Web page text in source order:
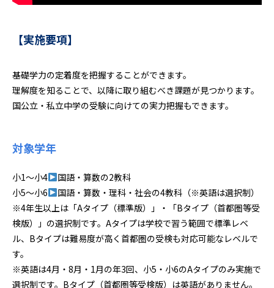
【実施要項】
基礎学力の定着度を把握することができます。
理解度を知ることで、以降に取り組むべき課題が見つかります。
国公立・私立中学の受験に向けての実力把握もできます。
対象学年
小1～小4
国語・算数の2教科
小5～小6
国語・算数・理科・社会の4教科（※英語は選択制）
※4年生以上は「Aタイプ（標準版）」・「Bタイプ（首都圏等受
検版）」の選択制です。Aタイプは学校で習う範囲で標準レベ
ル、Bタイプは難易度が高く首都圏の受検も対応可能なレベルで
す。
※英語は4月・8月・1月の年3回、小5・小6のAタイプのみ実施で
選択制です。Bタイプ（首都圏等受検版）は英語がありません。